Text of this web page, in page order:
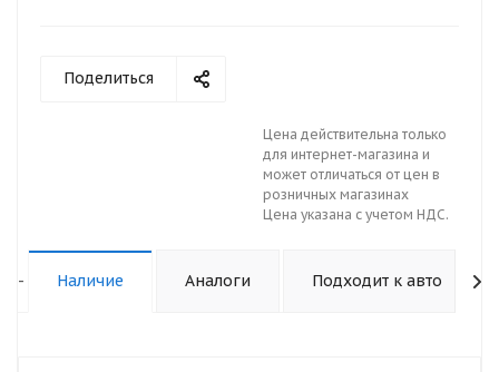
Поделиться
Цена действительна только
для интернет-магазина и
может отличаться от цен в
розничных магазинах
Цена указана с учетом НДС.
- Наличие Аналоги Подходит к авто